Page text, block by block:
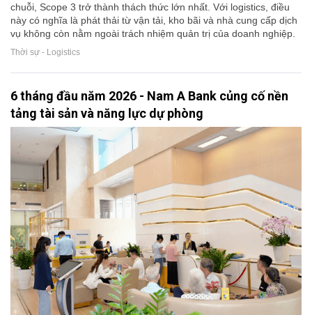
chuỗi, Scope 3 trở thành thách thức lớn nhất. Với logistics, điều
này có nghĩa là phát thải từ vận tải, kho bãi và nhà cung cấp dịch
vụ không còn nằm ngoài trách nhiệm quản trị của doanh nghiệp.
Thời sự - Logistics
6 tháng đầu năm 2026 - Nam A Bank củng cố nền
tảng tài sản và năng lực dự phòng